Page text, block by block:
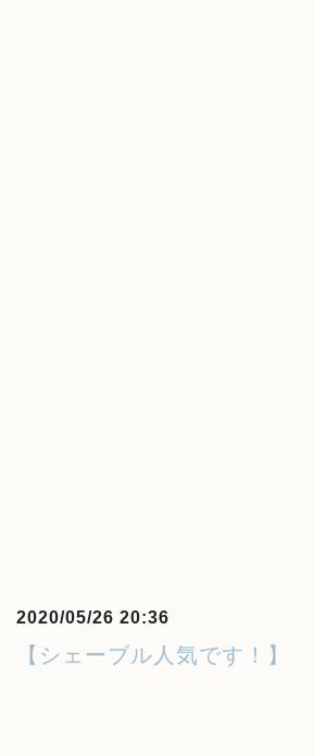
2020/05/26 20:36
【シェーブル人気です！】